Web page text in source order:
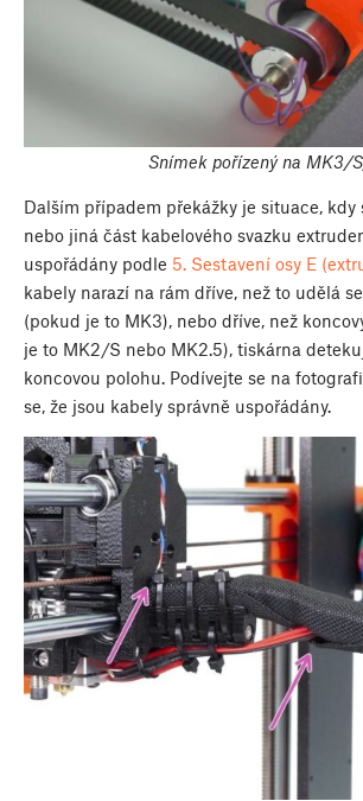
Snímek pořízený na MK3/
Dalším případem překážky je situace, kdy
nebo jiná část kabelového svazku
uspořádány podle 5. Sestavení osy E
kabely narazí na rám dříve, než to udělá
(pokud je to MK3), nebo dříve, než
je to MK2/S nebo MK2.5), tiskárna
koncovou polohu. Podívejte se na
se, že jsou kabely správně uspořádány.